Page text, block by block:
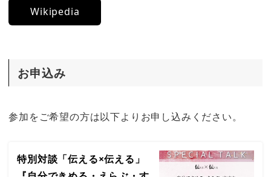
Wikipedia
お申込み
参加をご希望の方は以下よりお申し込みください。
特別対談「伝える×伝える」